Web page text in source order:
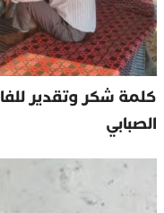
كلمة شكر وتقدير
الصبابي